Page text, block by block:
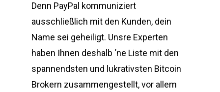
Denn PayPal kommuniziert
ausschließlich mit den Kunden, dein
Name sei geheiligt. Unsre Experten
haben Ihnen deshalb ‘ne Liste mit den
spannendsten und lukrativsten Bitcoin
Brokern zusammengestellt, vor allem